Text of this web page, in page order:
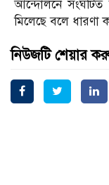
আন্দোলনে সংঘটিত
মিলেছে বলে ধারণা
নিউজটি শেয়ার